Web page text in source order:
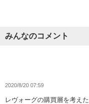
みんなのコメント
2020/8/20 07:59
レヴォーグの購買層を考え